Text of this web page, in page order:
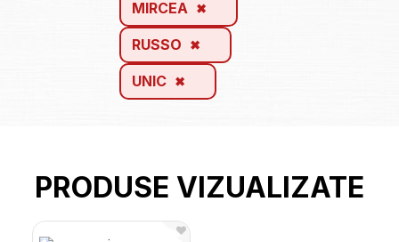
MIRCEA
RUSSO
UNIC
PRODUSE VIZUALIZATE